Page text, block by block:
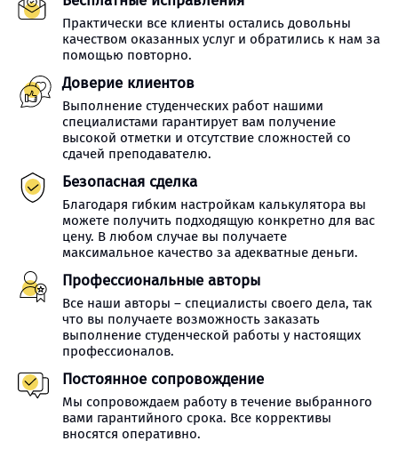
Практически все клиенты остались довольны
качеством оказанных услуг и обратились к нам за
помощью повторно.
Доверие клиентов
Выполнение студенческих работ нашими
специалистами гарантирует вам получение
высокой отметки и отсутствие сложностей со
сдачей преподавателю.
Безопасная сделка
Благодаря гибким настройкам калькулятора вы
можете получить подходящую конкретно для вас
цену. В любом случае вы получаете
максимальное качество за адекватные деньги.
Профессиональные авторы
Все наши авторы – специалисты своего дела, так
что вы получаете возможность заказать
выполнение студенческой работы у настоящих
профессионалов.
Постоянное сопровождение
Мы сопровождаем работу в течение выбранного
вами гарантийного срока. Все коррективы
вносятся оперативно.